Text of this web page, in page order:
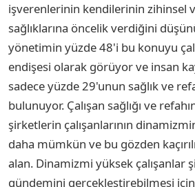
işverenlerinin kendilerinin zihinsel
sağlıklarına öncelik verdiğini
yönetimin yüzde 48'i bu konuyu
endişesi olarak görüyor ve insan
sadece yüzde 29'unun sağlık ve
bulunuyor. Çalışan sağlığı ve
şirketlerin çalışanlarının
daha mümkün ve bu gözden
alan. Dinamizmi yüksek çalışanlar
gündemini gerçekleştirebilmesi